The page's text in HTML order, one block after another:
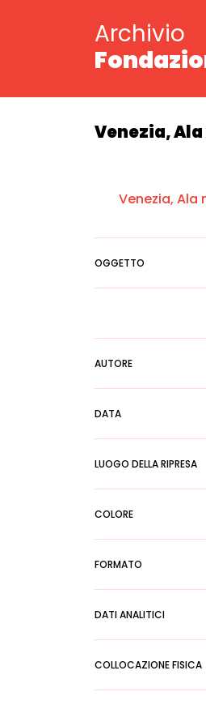
Archivio
Venezia,
Venezia,
OGGETTO
AUTORE
DATA
LUOGO DELLA RIPRESA
COLORE
FORMATO
DATI ANALITICI
COLLOCAZIONE FISICA